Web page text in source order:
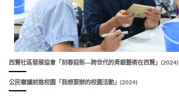
西賢社區發展協會「刻春迎新―跨世代的青銀藝術在西賢」(2024)
公民審議前進校園「我想要辦的校園活動」(2024)